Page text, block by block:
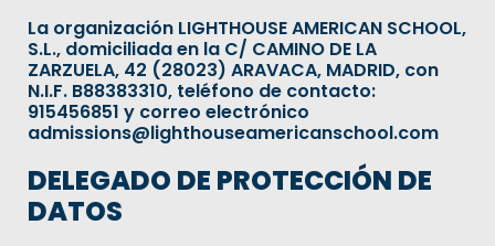
La organización LIGHTHOUSE AMERICAN SCHOOL,
S.L., domiciliada en la C/ CAMINO DE LA
ZARZUELA, 42 (28023) ARAVACA, MADRID, con
N.I.F. B88383310, teléfono de contacto:
915456851 y correo electrónico
admissions@lighthouseamericanschool.com
DELEGADO DE PROTECCIÓN DE
DATOS